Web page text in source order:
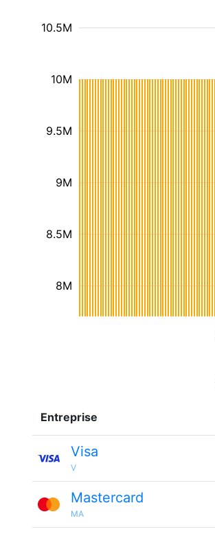
8M
8.5M
9M
9.5M
10M
10.5M
Entreprise
Visa
V
Mastercard
MA